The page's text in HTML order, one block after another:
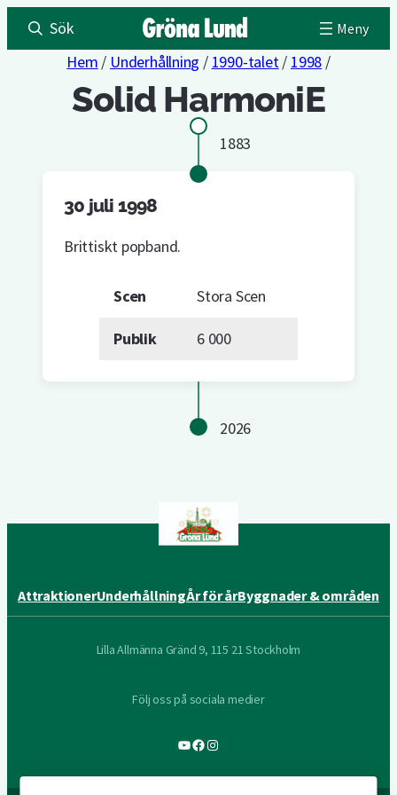
Sök
Hem / Underhållning / 1990-talet/ 1998 /
Solid HarmoniE
1883
30 juli 1998
Brittiskt popband.
Scen Stora Scen
Publik 6 000
2026
AttraktionerUnderhållningÅr för årByggnader & områden
Lilla Allmänna Gränd 9, 115 21 Stockholm
Följ oss på sociala medier
YouTube
Facebook
Instagram